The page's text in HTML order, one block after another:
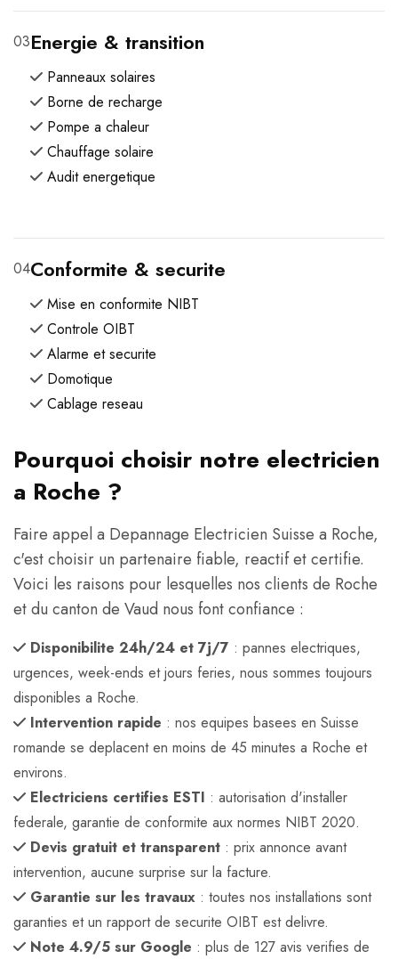
03Energie & transition
Panneaux solaires
Borne de recharge
Pompe a chaleur
Chauffage solaire
Audit energetique
04Conformite & securite
Mise en conformite NIBT
Controle OIBT
Alarme et securite
Domotique
Cablage reseau
Pourquoi choisir notre electricien
a Roche ?
Faire appel a Depannage Electricien Suisse a Roche,
c'est choisir un partenaire fiable, reactif et certifie.
Voici les raisons pour lesquelles nos clients de Roche
et du canton de Vaud nous font confiance :
Disponibilite 24h/24 et 7j/7 : pannes electriques,
urgences, week-ends et jours feries, nous sommes toujours
disponibles a Roche.
Intervention rapide : nos equipes basees en Suisse
romande se deplacent en moins de 45 minutes a Roche et
environs.
Electriciens certifies ESTI : autorisation d'installer
federale, garantie de conformite aux normes NIBT 2020.
Devis gratuit et transparent : prix annonce avant
intervention, aucune surprise sur la facture.
Garantie sur les travaux : toutes nos installations sont
garanties et un rapport de securite OIBT est delivre.
Note 4.9/5 sur Google : plus de 127 avis verifies de